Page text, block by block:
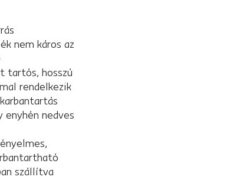
nem káros az
tartós, hosszú
rendelkezik
enyhén nedves
szállítva